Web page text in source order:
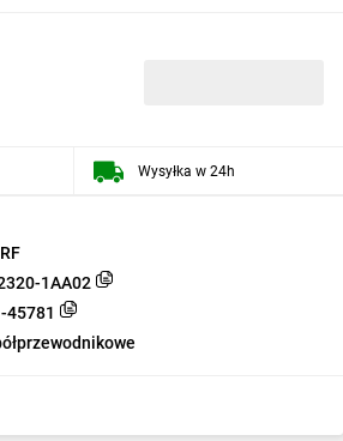
1AA02
45781
Wysyłka w 24h